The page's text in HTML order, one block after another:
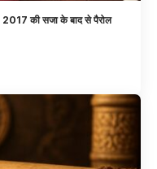
2017 की सजा के बाद से पैरोल